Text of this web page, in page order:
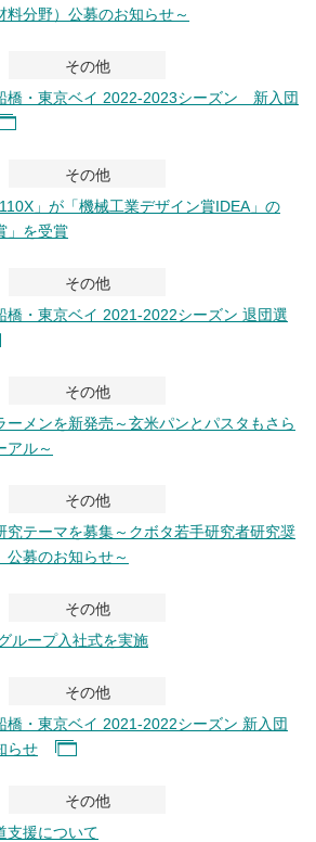
料分野）公募のお知らせ～
その他
橋・東京ベイ 2022-2023シーズン 新入団
その他
」が「機械工業デザイン賞IDEA」の
」を受賞
その他
橋・東京ベイ 2021-2022シーズン 退団選
その他
ーメンを新発売～玄米パンとパスタもさら
アル～
その他
究テーマを募集～クボタ若手研究者研究奨
公募のお知らせ～
その他
ループ入社式を実施
その他
橋・東京ベイ 2021-2022シーズン 新入団
らせ
その他
支援について